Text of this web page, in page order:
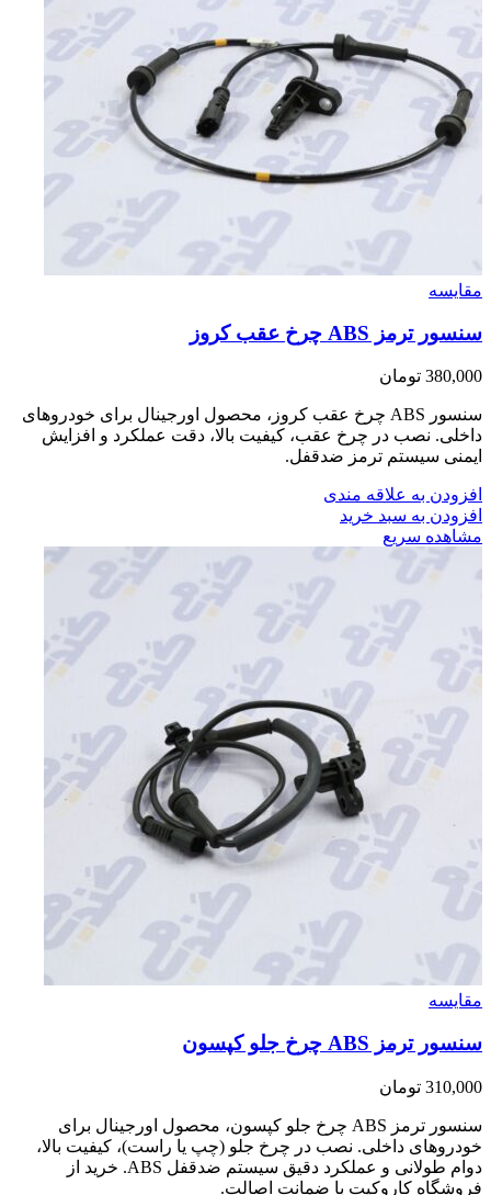
مقایسه
سنسور ترمز ABS چرخ عقب کروز
380,000 تومان
سنسور ABS چرخ عقب کروز، محصول اورجینال برای خودروهای
داخلی. نصب در چرخ عقب، کیفیت بالا، دقت عملکرد و افزایش
ایمنی سیستم ترمز ضدقفل.
افزودن به علاقه مندی
افزودن به سبد خرید
مشاهده سریع
مقایسه
سنسور ترمز ABS چرخ جلو کپسون
310,000 تومان
سنسور ترمز ABS چرخ جلو کپسون، محصول اورجینال برای
خودروهای داخلی. نصب در چرخ جلو (چپ یا راست)، کیفیت بالا،
دوام طولانی و عملکرد دقیق سیستم ضدقفل ABS. خرید از
فروشگاه کاروکیت با ضمانت اصالت.